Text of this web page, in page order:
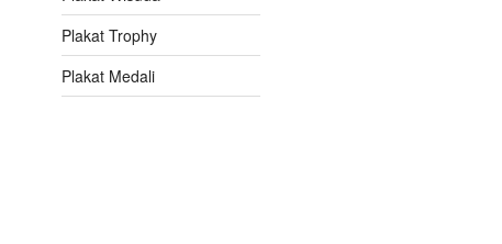
Plakat Trophy
Plakat Medali